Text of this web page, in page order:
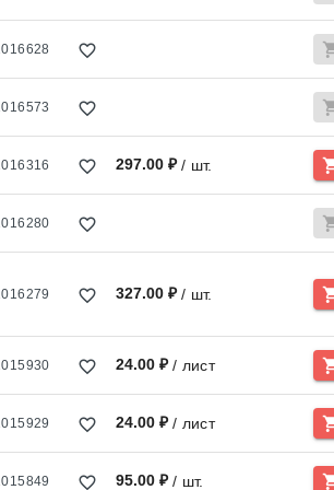
297.00 ₽/ шт.
327.00 ₽/ шт.
24.00 ₽/ лист
24.00 ₽/ лист
95.00 ₽/ шт.